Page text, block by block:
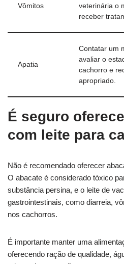
Vômitos
veterinária o
receber
Apatia
Contatar um
avaliar o
cachorro e
apropriado.
É seguro
com leite para
Não é recomendado oferecer
O abacate é considerado tóxico
substância persina, e o leite de
gastrointestinais, como diarreia,
nos cachorros.
É importante manter uma
oferecendo ração de qualidade,